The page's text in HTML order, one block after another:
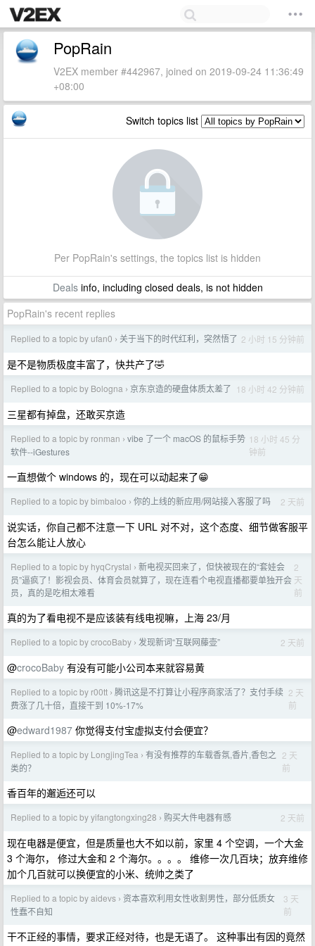
PopRain
V2EX member #442967, joined on 2019-09-24 11:36:49
+08:00
Switch topics list
Per PopRain's settings, the topics list is hidden
Dealsinfo, including closed deals, is not hidden
PopRain's recent replies
Replied to a topic by ufan0 › 关于当下的时代红利，突然悟了 2 小时 15 分钟前
是不是物质极度丰富了，快共产了🤣
Replied to a topic by Bologna › 京东京造的硬盘体质太差了 18 小时 42 分钟前
三星都有掉盘，还敢买京造
Replied to a topic by ronman › vibe 了一个 macOS 的鼠标手势
软件--iGestures
18 小时 45 分
钟前
一直想做个 windows 的，现在可以动起来了😁
Replied to a topic by bimbaloo › 你的上线的新应用/网站接入客服了吗 2 天前
说实话，你自己都不注意一下 URL 对不对，这个态度、细节做客服平
台怎么能让人放心
Replied to a topic by hyqCrystal › 新电视买回来了，但快被现在的“套娃会
员”逼疯了！影视会员、体育会员就算了，现在连看个电视直播都要单独开会
员，真的是吃相太难看
2
天
前
真的为了看电视不是应该装有线电视嘛，上海 23/月
Replied to a topic by crocoBaby › 发现新词“互联网藤壶” 2 天前
@crocoBaby 有没有可能小公司本来就容易黄
Replied to a topic by r00tt › 腾讯这是不打算让小程序商家活了？支付手续
费涨了几十倍，直接干到 10%-17%
2 天
前
@edward1987 你觉得支付宝虚拟支付会便宜？
Replied to a topic by LongjingTea › 有没有推荐的车载香氛,香片,香包之
类的？
2 天
前
香百年的邂逅还可以
Replied to a topic by yifangtongxing28 › 购买大件电器有感 2 天前
现在电器是便宜，但是质量也大不如以前，家里 4 个空调，一个大金
3 个海尔， 修过大金和 2 个海尔。。。。 维修一次几百块；放弃维修
加个几百就可以换便宜的小米、统帅之类了
Replied to a topic by aidevs › 资本喜欢利用女性收割男性，部分低质女
性蠢不自知
3 天
前
干不正经的事情，要求正经对待，也是无语了。 这种事出有因的竟然